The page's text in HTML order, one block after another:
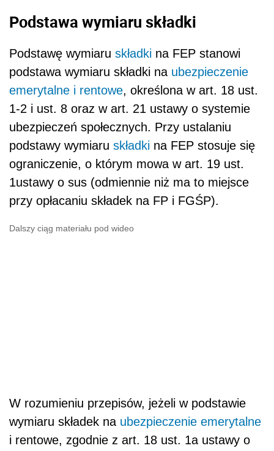
Podstawa wymiaru składki
Podstawę wymiaru składki na FEP stanowi
podstawa wymiaru składki na ubezpieczenie
emerytalne i rentowe, określona w art. 18 ust.
1-2 i ust. 8 oraz w art. 21 ustawy o systemie
ubezpieczeń społecznych. Przy ustalaniu
podstawy wymiaru składki na FEP stosuje się
ograniczenie, o którym mowa w art. 19 ust.
1ustawy o sus (odmiennie niż ma to miejsce
przy opłacaniu składek na FP i FGŚP).
Dalszy ciąg materiału pod wideo
W rozumieniu przepisów, jeżeli w podstawie
wymiaru składek na ubezpieczenie emerytalne
i rentowe, zgodnie z art. 18 ust. 1a ustawy o